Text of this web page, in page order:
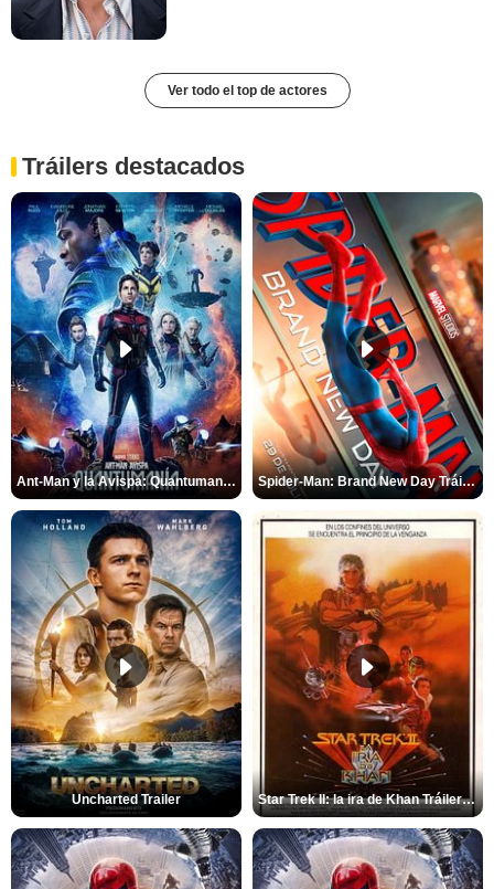
Ver todo el top de actores
Tráilers destacados
Ant-Man y la Avispa: Quantumanía Tráiler (2) Spider-Man: Brand New Day Tráiler (3)
Uncharted Trailer Star Trek II: la ira de Khan Tráiler VO